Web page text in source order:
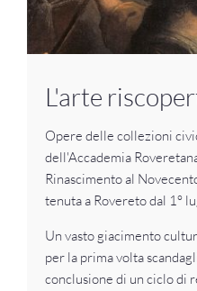
L'arte
Opere delle collezioni
dell'Accademia
Rinascimento al
tenuta a Rovereto dal 1°
Un vasto giacimento
per la prima volta
conclusione di un ciclo di